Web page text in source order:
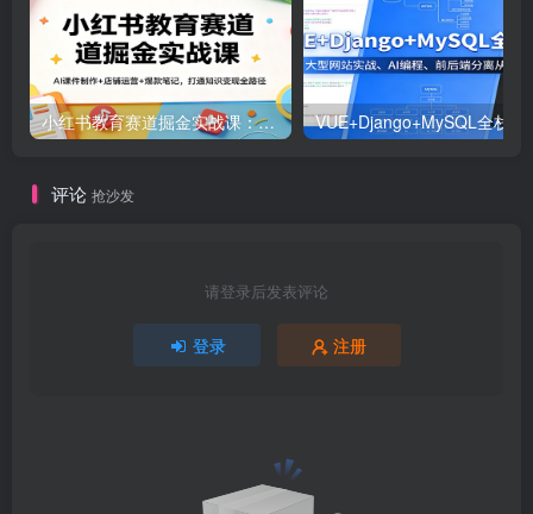
小红书教育赛道掘金实战课：AI课件制作+店铺运营+爆款笔记，打通知识变现全路径
评论 抢沙发
请登录后发表评论
登录 注册